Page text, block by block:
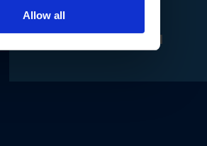
Allow all
WIĘCEJ INFORMACJI